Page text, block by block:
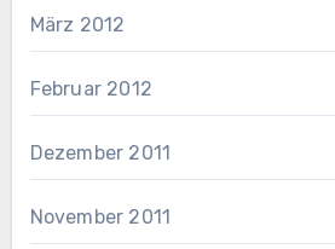
März 2012
Februar 2012
Dezember 2011
November 2011